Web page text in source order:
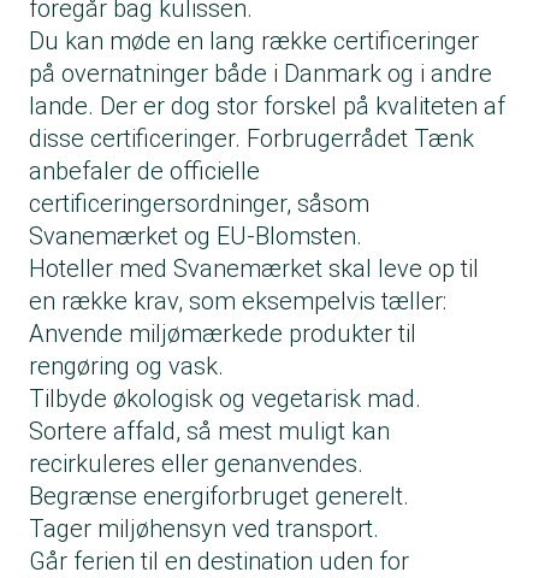
foregår bag kulissen.
Du kan møde en lang række certificeringer
på overnatninger både i Danmark og i andre
lande. Der er dog stor forskel på kvaliteten af
disse certificeringer. Forbrugerrådet Tænk
anbefaler de officielle
certificeringersordninger, såsom
Svanemærket og EU-Blomsten.
Hoteller med Svanemærket skal leve op til
en række krav, som eksempelvis tæller:
Anvende miljømærkede produkter til
rengøring og vask.
Tilbyde økologisk og vegetarisk mad.
Sortere affald, så mest muligt kan
recirkuleres eller genanvendes.
Begrænse energiforbruget generelt.
Tager miljøhensyn ved transport.
Går ferien til en destination uden for